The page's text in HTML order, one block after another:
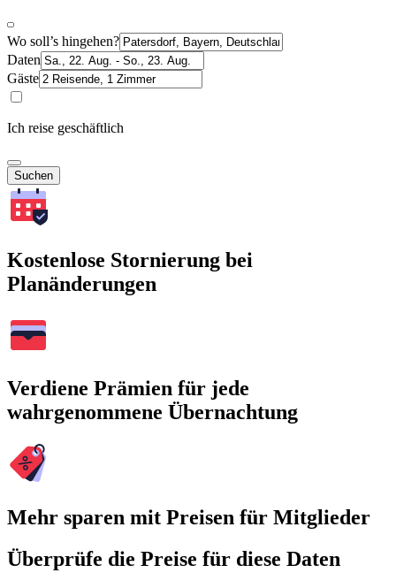
Wo soll’s hingehen?
Daten
Gäste
Ich reise geschäftlich
Suchen
Kostenlose Stornierung bei
Planänderungen
Verdiene Prämien für jede
wahrgenommene Übernachtung
Mehr sparen mit Preisen für Mitglieder
Überprüfe die Preise für diese Daten